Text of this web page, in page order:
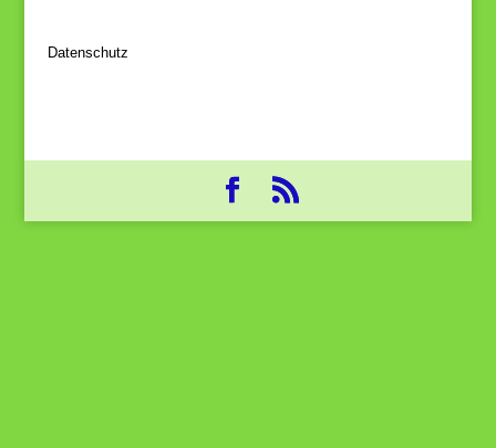
Datenschutz